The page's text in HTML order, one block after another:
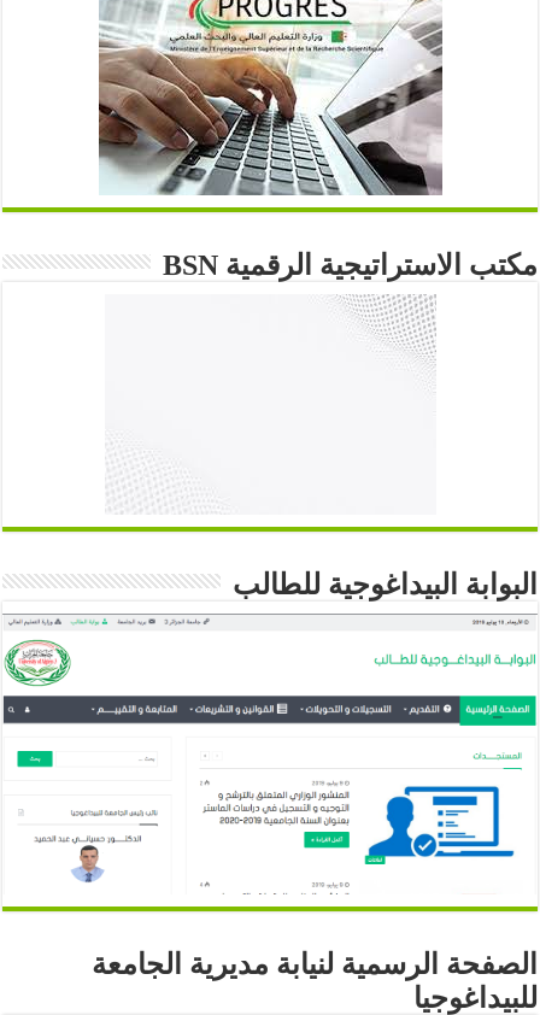
مكتب الاستراتيجية الرقمية BSN
البوابة البيداغوجية للطالب
الصفحة الرسمية لنيابة مديرية الجامعة
للبيداغوجيا